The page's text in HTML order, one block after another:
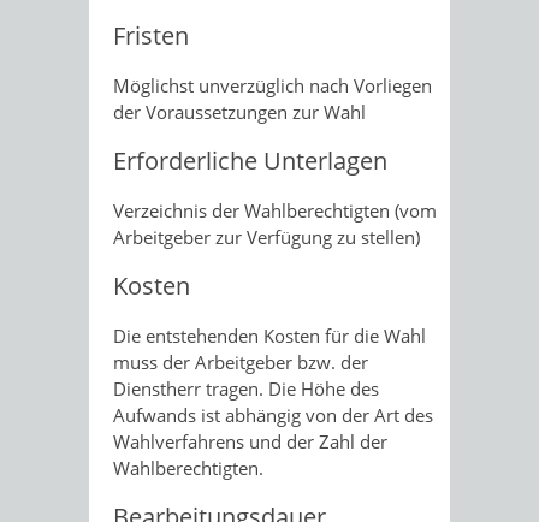
Fristen
Möglichst unverzüglich nach Vorliegen
der Voraussetzungen zur Wahl
Erforderliche Unterlagen
Verzeichnis der Wahlberechtigten (vom
Arbeitgeber zur Verfügung zu stellen)
Kosten
Die entstehenden Kosten für die Wahl
muss der Arbeitgeber bzw. der
Dienstherr tragen. Die Höhe des
Aufwands ist abhängig von der Art des
Wahlverfahrens und der Zahl der
Wahlberechtigten.